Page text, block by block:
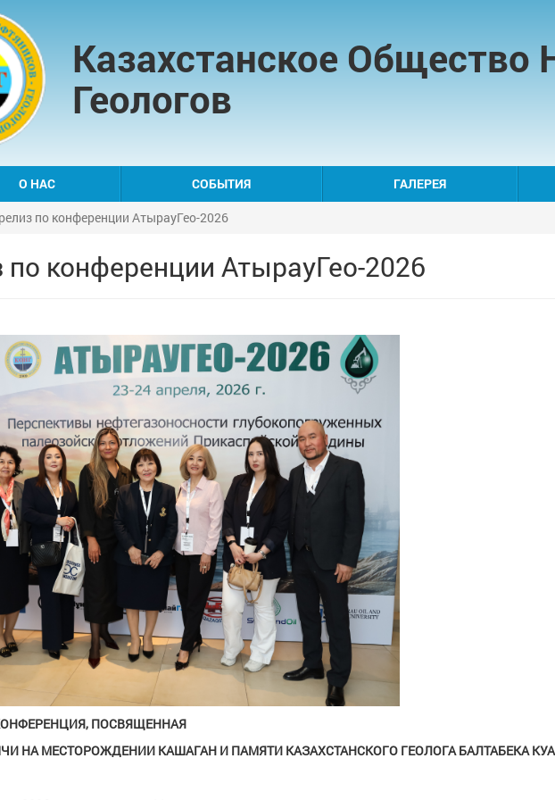
Казахстанское Общество
Геологов
О НАС СОБЫТИЯ ГАЛЕРЕЯ
по конференции АтырауГео-2026
по конференции АтырауГео-2026
ПОСВЯЩЕННАЯ
НА МЕСТОРОЖДЕНИИ КАШАГАН И ПАМЯТИ КАЗАХСТАНСКОГО ГЕОЛОГА БАЛТАБЕКА